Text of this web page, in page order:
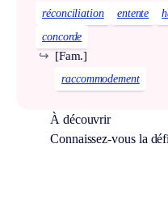
réconciliation entente
concorde
[Fam.]
↪
raccommodement
À découvrir
Connaissez-vous la